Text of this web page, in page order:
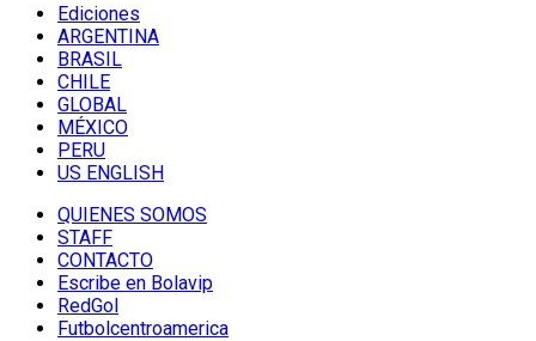
Ediciones
ARGENTINA
BRASIL
CHILE
GLOBAL
MÉXICO
PERU
US ENGLISH
QUIENES SOMOS
STAFF
CONTACTO
Escribe en Bolavip
RedGol
Futbolcentroamerica